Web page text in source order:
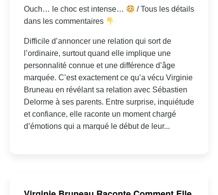
Ouch… le choc est intense…
/ Tous les détails
dans les commentaires
Difficile d’annoncer une relation qui sort de
l’ordinaire, surtout quand elle implique une
personnalité connue et une différence d’âge
marquée. C’est exactement ce qu’a vécu Virginie
Bruneau en révélant sa relation avec Sébastien
Delorme à ses parents. Entre surprise, inquiétude
et confiance, elle raconte un moment chargé
d’émotions qui a marqué le début de leur...